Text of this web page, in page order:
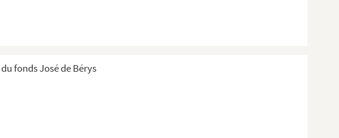
fonds José de Bérys